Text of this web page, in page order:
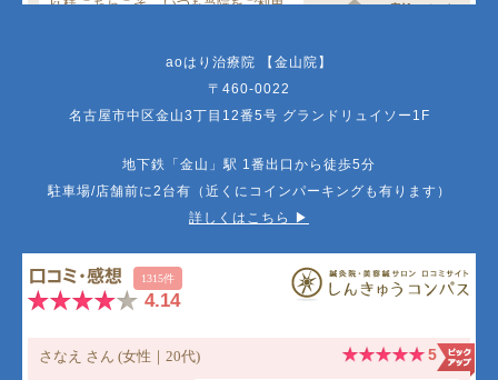
aoはり治療院 【金山院】
〒460-0022
名古屋市中区金山3丁目12番5号 グランドリュイソー1F
地下鉄「金山」駅 1番出口から徒歩5分
駐車場/店舗前に2台有（近くにコインパーキングも有ります）
詳しくはこちら ▶︎